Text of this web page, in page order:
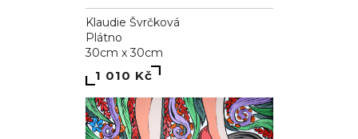
Klaudie Švrčková
Plátno
30cm x 30cm
1 010 Kč